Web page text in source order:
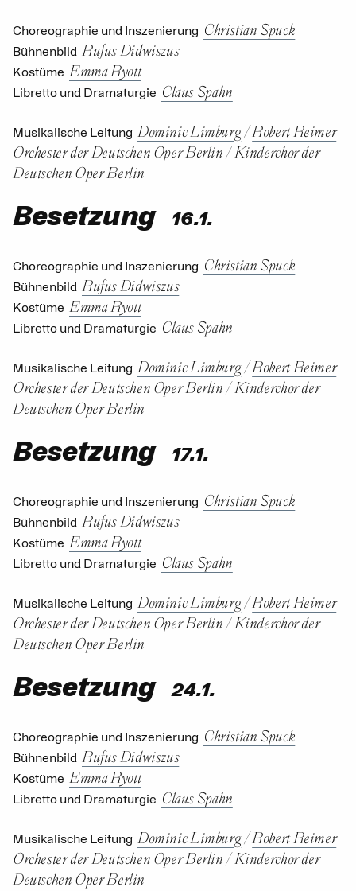
Choreographie und Inszenierung Christian Spuck
Bühnenbild Rufus Didwiszus
Kostüme Emma Ryott
Libretto und Dramaturgie Claus Spahn
Musikalische Leitung Dominic Limburg/Robert Reimer
Orchester der Deutschen Oper Berlin /Kinderchor der
Deutschen Oper Berlin
Besetzung 16.1.
Choreographie und Inszenierung Christian Spuck
Bühnenbild Rufus Didwiszus
Kostüme Emma Ryott
Libretto und Dramaturgie Claus Spahn
Musikalische Leitung Dominic Limburg/Robert Reimer
Orchester der Deutschen Oper Berlin /Kinderchor der
Deutschen Oper Berlin
Besetzung 17.1.
Choreographie und Inszenierung Christian Spuck
Bühnenbild Rufus Didwiszus
Kostüme Emma Ryott
Libretto und Dramaturgie Claus Spahn
Musikalische Leitung Dominic Limburg/Robert Reimer
Orchester der Deutschen Oper Berlin /Kinderchor der
Deutschen Oper Berlin
Besetzung 24.1.
Choreographie und Inszenierung Christian Spuck
Bühnenbild Rufus Didwiszus
Kostüme Emma Ryott
Libretto und Dramaturgie Claus Spahn
Musikalische Leitung Dominic Limburg/Robert Reimer
Orchester der Deutschen Oper Berlin /Kinderchor der
Deutschen Oper Berlin